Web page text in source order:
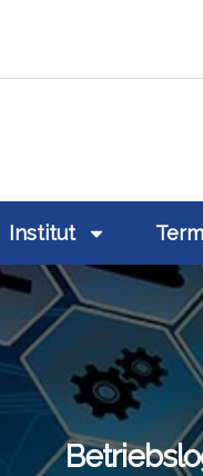
plativio-
www.plativio.at
Institut